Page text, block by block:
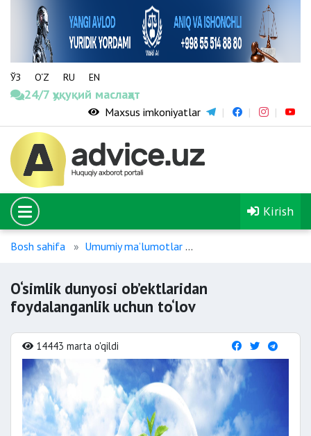
ЎЗ O‘Z RU EN
24/7 ҳуқуқий маслаҳат
Maxsus imkoniyatlar
Kirish
Bosh sahifa Umumiy maʼlumotlar
O‘simlik dunyosi ob’ektlaridan
foydalanganlik uchun to‘lov
14443 marta o'qildi